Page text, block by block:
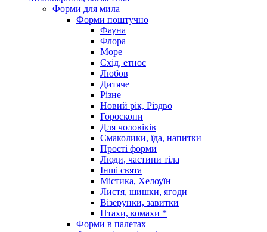
Форми для мила
Форми поштучно
Фауна
Флора
Море
Схід, етнос
Любов
Дитяче
Різне
Новий рік, Різдво
Гороскопи
Для чоловіків
Смаколики, їда, напитки
Прості форми
Люди, частини тіла
Інші свята
Містика, Хелоуїн
Листя, шишки, ягоди
Візерунки, завитки
Птахи, комахи *
Форми в палетах